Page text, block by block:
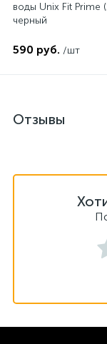
воды Unix Fit Prime
черный
590 руб. /шт
Отзывы